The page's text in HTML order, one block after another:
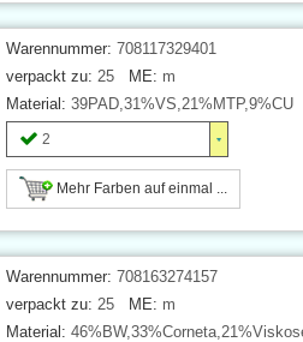
Warennummer: 708117329401
verpackt zu: 25 ME: m
Material: 39PAD,31%VS,21%MTP,9%CU
2
Mehr Farben auf einmal ...
Warennummer: 708163274157
verpackt zu: 25 ME: m
Material: